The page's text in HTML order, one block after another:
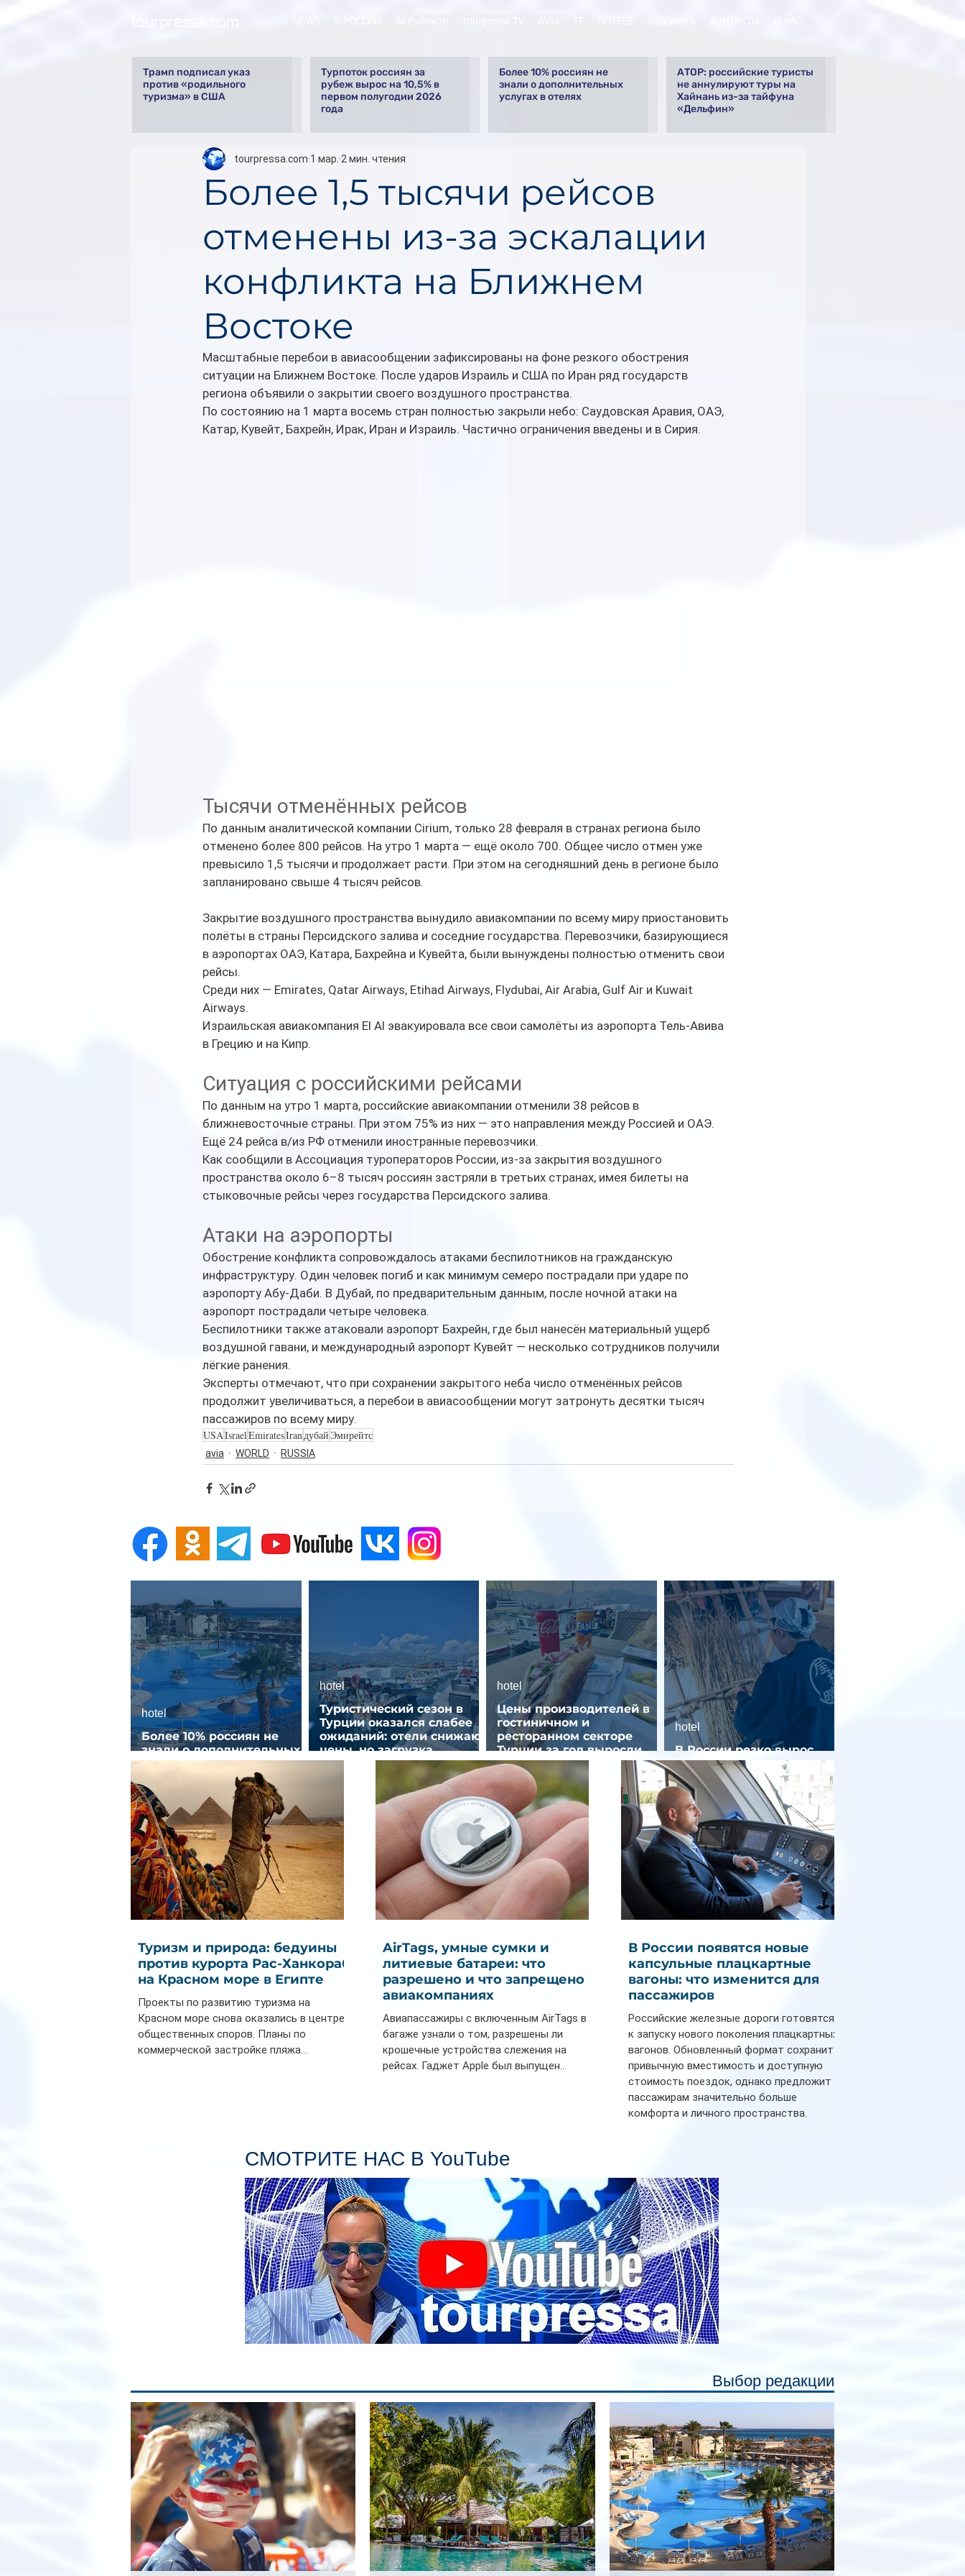
Трамп подписал указ
против «родильного
туризма» в США
Турпоток россиян за
рубеж вырос на 10,5% в
первом полугодии 2026
года
Более 10% россиян не
знали о дополнительных
услугах в отелях
АТОР: российские туристы
не аннулируют туры на
Хайнань из-за тайфуна
«Дельфин»
Более 1,5 тысячи рейсов
отменены из-за эскалации
конфликта на Ближнем
Востоке
tourpressa.com 1 мар. 2 мин. чтения
Масштабные перебои в авиасообщении зафиксированы на фоне резкого обострения
ситуации на Ближнем Востоке. После ударов Израиль и США по Иран ряд государств
региона объявили о закрытии своего воздушного пространства.
По состоянию на 1 марта восемь стран полностью закрыли небо: Саудовская Аравия, ОАЭ,
Катар, Кувейт, Бахрейн, Ирак, Иран и Израиль. Частично ограничения введены и в Сирия.
Тысячи отменённых рейсов
По данным аналитической компании Cirium, только 28 февраля в странах региона было
отменено более 800 рейсов. На утро 1 марта — ещё около 700. Общее число отмен уже
превысило 1,5 тысячи и продолжает расти. При этом на сегодняшний день в регионе было
запланировано свыше 4 тысяч рейсов.
Закрытие воздушного пространства вынудило авиакомпании по всему миру приостановить
полёты в страны Персидского залива и соседние государства. Перевозчики, базирующиеся
в аэропортах ОАЭ, Катара, Бахрейна и Кувейта, были вынуждены полностью отменить свои
рейсы.
Среди них — Emirates, Qatar Airways, Etihad Airways, Flydubai, Air Arabia, Gulf Air и Kuwait
Airways.
Израильская авиакомпания El Al эвакуировала все свои самолёты из аэропорта Тель-Авива
в Грецию и на Кипр.
Ситуация с российскими рейсами
По данным на утро 1 марта, российские авиакомпании отменили 38 рейсов в
ближневосточные страны. При этом 75% из них — это направления между Россией и ОАЭ.
Ещё 24 рейса в/из РФ отменили иностранные перевозчики.
Как сообщили в Ассоциация туроператоров России, из-за закрытия воздушного
пространства около 6–8 тысяч россиян застряли в третьих странах, имея билеты на
стыковочные рейсы через государства Персидского залива.
Атаки на аэропорты
Обострение конфликта сопровождалось атаками беспилотников на гражданскую
инфраструктуру. Один человек погиб и как минимум семеро пострадали при ударе по
аэропорту Абу-Даби. В Дубай, по предварительным данным, после ночной атаки на
аэропорт пострадали четыре человека.
Беспилотники также атаковали аэропорт Бахрейн, где был нанесён материальный ущерб
воздушной гавани, и международный аэропорт Кувейт — несколько сотрудников получили
лёгкие ранения.
Эксперты отмечают, что при сохранении закрытого неба число отменённых рейсов
продолжит увеличиваться, а перебои в авиасообщении могут затронуть десятки тысяч
пассажиров по всему миру.
USAIsraelEmiratesIran дубайЭмирейтс
avia WORLD RUSSIA
Более 10% россиян не
знали о дополнительных
услугах в отелях
hotel
Туристический сезон в
Турции оказался слабее
ожиданий: отели снижают
цены, но загрузка
остается низкой
hotel
Цены производителей в
гостиничном и
ресторанном секторе
Турции за год выросли
почти на 32%
hotel
В России резко вырос
спрос на отели без звезд
hotel
Туризм и природа: бедуины
против курорта Рас-Ханкораб
на Красном море в Египте
Проекты по развитию туризма на
Красном море снова оказались в центре
общественных споров. Планы по
коммерческой застройке пляжа...
AirTags, умные сумки и
литиевые батареи: что
разрешено и что запрещено в
авиакомпаниях
Авиапассажиры с включенным AirTags в
багаже узнали о том, разрешены ли
крошечные устройства слежения на
рейсах. Гаджет Apple был выпущен...
В России появятся новые
капсульные плацкартные
вагоны: что изменится для
пассажиров
Российские железные дороги готовятся
к запуску нового поколения плацкартных
вагонов. Обновленный формат сохранит
привычную вместимость и доступную
стоимость поездок, однако предложит
пассажирам значительно больше
комфорта и личного пространства.
индивидуальные шторки у каждого
спального места. Они позволят
пассажирам закрыть свою полку во
время сна или отдыха, создав ощуще
СМОТРИТЕ НАС В YouTube
Выбор редакции